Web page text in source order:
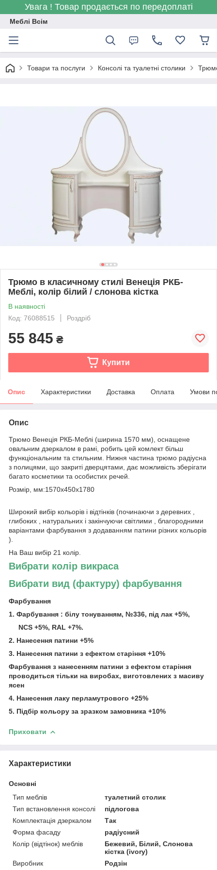
Увага ! Товар продається по передоплаті
Меблі Всім
Товари та послуги Консолі та туалетні столики
Трюмо в класичному стилі Венеція РКБ-
Меблі, колір білий / слонова кістка
В наявності
Код: 76088515
Роздріб
55 845 ₴
Купити
Опис Характеристики Доставка Оплата Умови
Опис
Трюмо Венеція РКБ-Меблі (ширина 1570 мм), оснащене
овальним дзеркалом в рамі, робить цей комлект більш
функціональним та стильним. Нижня частина трюмо радіусна
з полицями, що закриті дверцятами, дає можливість зберігати
багато косметики та особистих речей.
Розмір, мм:1570х450х1780
Широкий вибір кольорів і відтінків (починаючи з деревних ,
глибоких , натуральних і закінчуючи світлими , благородними
варіантами фарбування з додаванням патини різних кольорів
).
На Ваш вибір 21 колір.
Вибрати колір викраса
Вибрати вид (фактуру) фарбування
Фарбування
1. Фарбування : білу тонуванням, №336, під лак +5%,
NCS +5%, RAL +7%.
2. Нанесення патини +5%
3. Нанесення патини з ефектом старіння +10%
Фарбування з нанесенням патини з ефектом старіння
проводиться тільки на виробах, виготовлених з масиву
ясен
4. Нанесення лаку перламутрового +25%
5. Підбір кольору за зразком замовника +10%
Приховати
Характеристики
Основні
Тип меблів
туалетний столик
Тип встановлення консолі
підлогова
Комплектація дзеркалом
Так
Форма фасаду
радіусний
Колір (відтінок) меблів
Бежевий, Білий, Слонова
кістка (ivory)
Виробник
Родзін